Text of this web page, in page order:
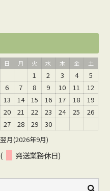
翌月(2026年9月)
日 月 火 水 木 金 土
1 2 3 4
5
6
7 8 9 10 11
12
13
14 15 16 17 18
19
20
21 22 23 24 25
26
27
28 29 30
( 発送業務休日)